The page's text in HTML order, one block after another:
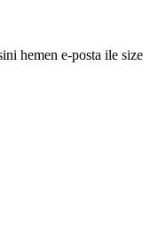
hemen e-posta ile size